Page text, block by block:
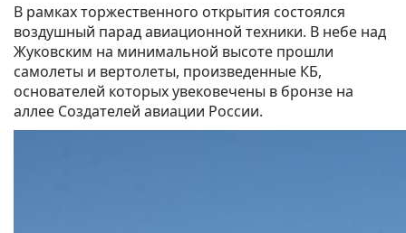
В рамках торжественного открытия состоялся
воздушный парад авиационной техники. В небе над
Жуковским на минимальной высоте прошли
самолеты и вертолеты, произведенные КБ,
основателей которых увековечены в бронзе на
аллее Создателей авиации России.